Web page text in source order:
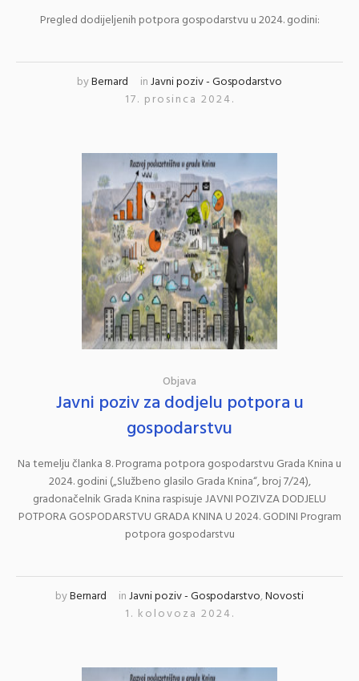
Pregled dodijeljenih potpora gospodarstvu u 2024. godini:
byBernard inJavni poziv - Gospodarstvo
17. prosinca 2024.
Objava
Javni poziv za dodjelu potpora u
gospodarstvu
Na temelju članka 8. Programa potpora gospodarstvu Grada Knina u
2024. godini („Službeno glasilo Grada Knina“, broj 7/24),
gradonačelnik Grada Knina raspisuje JAVNI POZIVZA DODJELU
POTPORA GOSPODARSTVU GRADA KNINA U 2024. GODINI Program
potpora gospodarstvu
byBernard inJavni poziv - Gospodarstvo,Novosti
1. kolovoza 2024.